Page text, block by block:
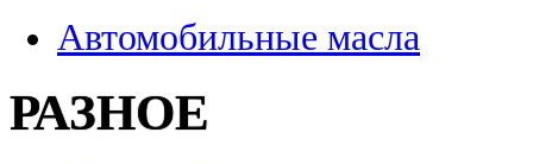
Автомобильные масла
РАЗНОЕ